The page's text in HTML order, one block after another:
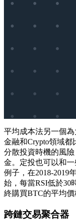
平均成本法另一個
金融和Crypto領域
分散投資時機的風
金。定投也可以和
例子，在2018-2019
始，每當RSI低於30
終購買BTC的平均價
跨鏈交易聚合器